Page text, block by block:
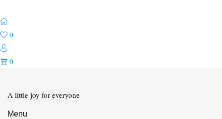
0
0
A little joy for everyone
Menu